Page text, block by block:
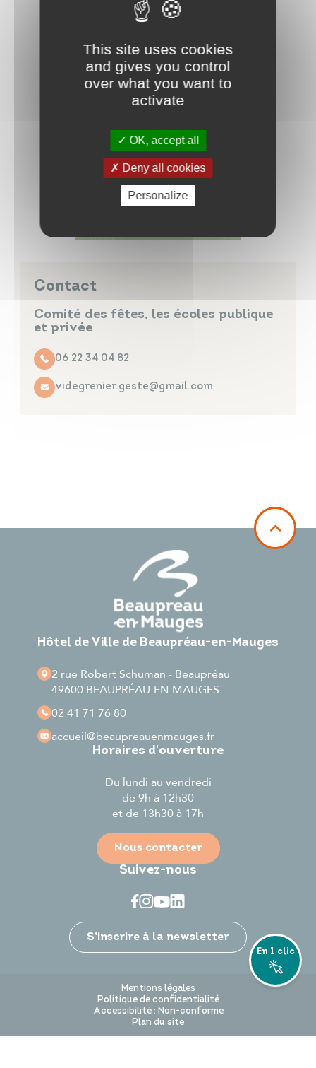
Je participe
Contact
Comité des fêtes, les écoles publique
et privée
06 22 34 04 82
videgrenier.geste@gmail.com
Hôtel de Ville de Beaupréau-en-Mauges
2 rue Robert Schuman - Beaupréau
49600 BEAUPRÉAU-EN-MAUGES
02 41 71 76 80
accueil@beaupreauenmauges.fr
Horaires d'ouverture
Du lundi au vendredi
de 9h à 12h30
et de 13h30 à 17h
Nous contacter
Suivez-nous
S’inscrire à la newsletter
Mentions légales
Politique de confidentialité
Accessibilité : Non-conforme
Plan du site
En 1 clic
This site uses cookies
and gives you control
over what you want to
activate
OK, accept all
Deny all cookies
Personalize